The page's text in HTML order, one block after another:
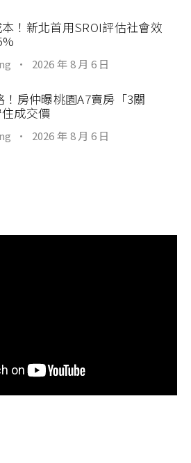
！新北首用SROI評估社會效
· 2026 年 8 月 6 日
房仲曝桃園A7賣房「3關
成交價
· 2026 年 8 月 6 日